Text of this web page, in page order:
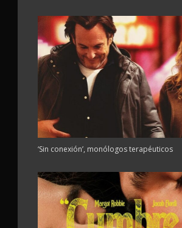
‘Sin conexión’, monólogos terapéuticos